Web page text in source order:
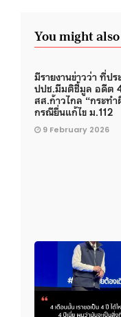
You might
มีรายงานข่าวว่า ที่ปร
ปปช.มีมติชี้มูล อดีต
สส.ก้าวไกล “กระทำ
กรณียื่นแก้ไข ม.112
9 February 2026